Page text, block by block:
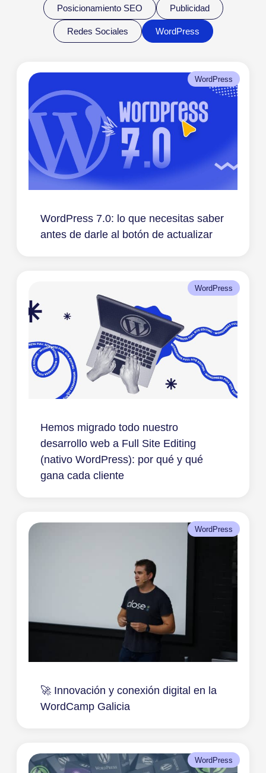
Posicionamiento SEO Publicidad
Redes Sociales WordPress
WordPress
WordPress 7.0: lo que necesitas saber
antes de darle al botón de actualizar
WordPress
Hemos migrado todo nuestro
desarrollo web a Full Site Editing
(nativo WordPress): por qué y qué
gana cada cliente
WordPress
🚀 Innovación y conexión digital en la
WordCamp Galicia
WordPress